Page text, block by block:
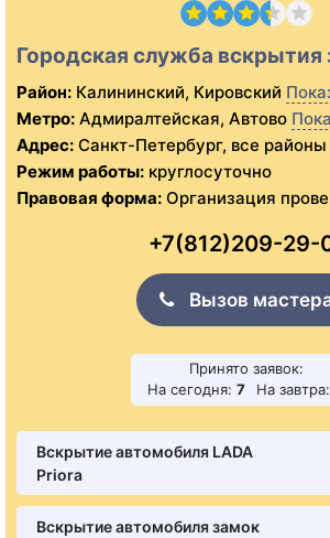
Городская служба вскрытия
Район: Калининский, Кировский
Метро: Адмиралтейская, Автово
Адрес: Санкт-Петербург, все районы
Режим работы: круглосуточно
Правовая форма: Организация
+7(812)209-29-
Вызов
Принято заявок:
На сегодня: 7 На завтра:
Вскрытие автомобиля LADA
Priora
Вскрытие автомобиля замок